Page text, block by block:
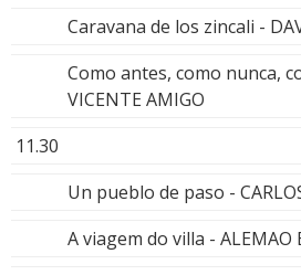
Caravana de los zincali -
Como antes, como nunca,
VICENTE AMIGO
11.30
Un pueblo de paso -
A viagem do villa - ALEMAO